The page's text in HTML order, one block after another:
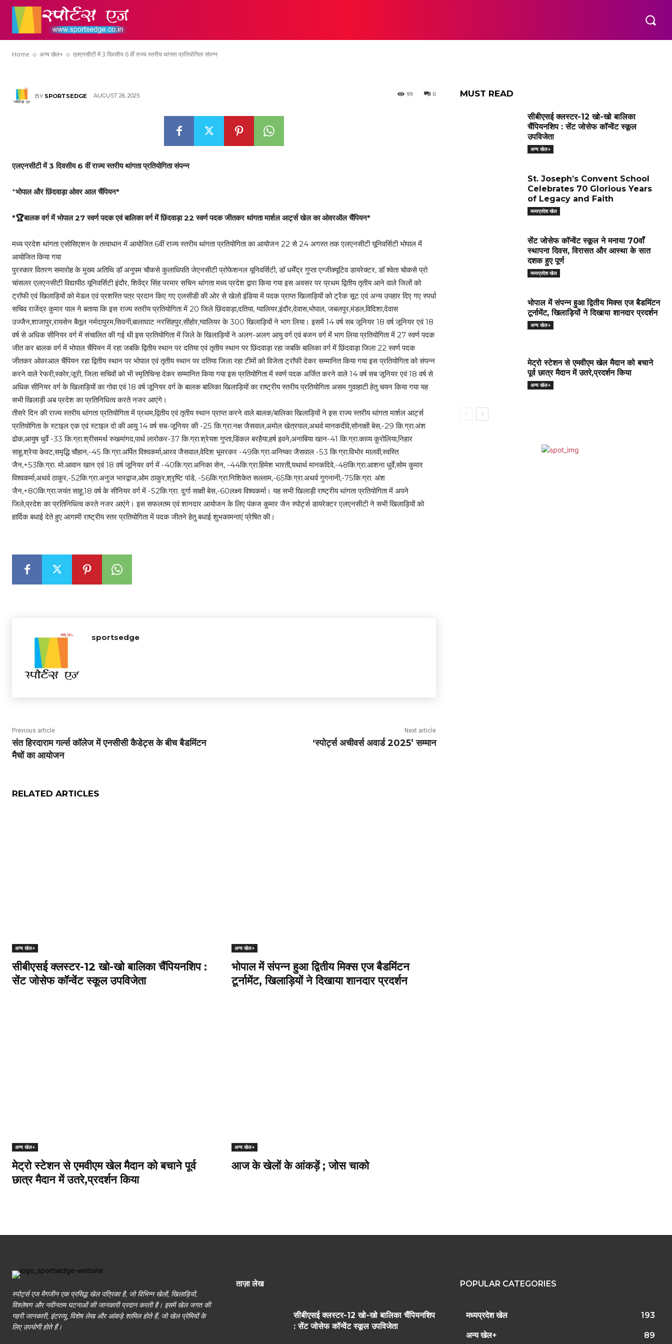
Home अन्य खेल+ एलएनसीटी में 3 दिवसीय 6 वीं राज्य स्तरीय थांगता प्रतियोगिता संपन्न
प्रतियोगिता संपन्न
BY SPORTSEDGE AUGUST 26, 2025 0
99
एलएनसीटी में 3 दिवसीय 6 वीं राज्य स्तरीय थांगता प्रतियोगिता संपन्न
*भोपाल और छिंदवाड़ा ओवर आल चैंपियन*
*🏆बालक वर्ग में भोपाल 27 स्वर्ण पदक एवं बालिका वर्ग में छिंदवाड़ा 22 स्वर्ण पदक जीतकर थांगता मार्शल आर्ट्स खेल का ओवरऑल चैंपियन*
मध्य प्रदेश थांगता एसोसिएशन के तत्वाधान में आयोजित 6वीं राज्य स्तरीय थांगता प्रतियोगिता का आयोजन 22 से 24 अगस्त तक एलएनसीटी यूनिवर्सिटी भोपाल में
आयोजित किया गया
पुरस्कार वितरण समारोह के मुख्य अतिथि डॉ अनुपम चौकसे कुलाधिपति जेएनसीटी प्रोफेशनल यूनिवर्सिटी, डॉ धर्मेंद्र गुप्ता एग्जीक्यूटिव डायरेक्टर, डॉ श्वेता चोकसे प्रो
चांसलर एलएनसीटी विद्यापीठ यूनिवर्सिटी इंदौर, शिवेंद्र सिंह परमार सचिन थांगता मध्य प्रदेश द्वारा किया गया इस अवसर पर प्रथम द्वितीय तृतीय आने वाले जिलों को
ट्रॉफी एवं खिलाड़ियों को मेडल एवं प्रशस्ति पत्र प्रदान किए गए एलसीडी की ओर से खेलो इंडिया में पदक प्राप्त खिलाड़ियों को ट्रैक सूट एवं अन्य उपहार दिए गए स्पर्धा
सचिव राजेंद्र कुमार पाल ने बताया कि इस राज्य स्तरीय प्रतियोगिता में 20 जिले छिंदवाड़ा,दतिया, ग्वालियर,इंदौर,देवास,भोपाल, जबलपुर,मंडल,विदिशा,देवास
उज्जैन,शाजापुर,रायसेन बैतूल नर्मदापुरम,सिवनी,बालाघाट नरसिंहपुर,सीहोर,ग्वालियर के 300 खिलाड़ियों ने भाग लिया। इसमें 14 वर्ष सब जूनियर 18 वर्ष जूनियर एवं 18
वर्ष से अधिक सीनियर वर्ग में संचालित की गई थी इस प्रतियोगिता में जिले के खिलाड़ियों ने अलग-अलग आयु वर्ग एवं बजन वर्ग में भाग लिया प्रतियोगिता में 27 स्वर्ण पदक
जीत कर बालक वर्ग में भोपाल चैंपियन में रहा जबकि द्वितीय स्थान पर दतिया एवं तृतीय स्थान पर छिंदवाड़ा रहा जबकि बालिका वर्ग में छिंदवाड़ा जिला 22 स्वर्ण पदक
जीतकर ओवरआल चैंपियन रहा द्वितीय स्थान पर भोपाल एवं तृतीय स्थान पर दतिया जिला रहा टीमों को विजेता ट्रॉफी देकर सम्मानित किया गया इस प्रतियोगिता को संपन्न
करने वाले रेफरी,स्कोर,जूरी, जिला सचिवों को भी स्मृतिचिन्ह देकर सम्मानित किया गया इस प्रतियोगिता में स्वर्ण पदक अर्जित करने वाले 14 वर्ष सब जूनियर एवं 18 वर्ष से
अधिक सीनियर वर्ग के खिलाड़ियों का गोवा एवं 18 वर्ष जूनियर वर्ग के बालक बालिका खिलाड़ियों का राष्ट्रीय स्तरीय प्रतियोगिता असम गुवाहाटी हेतु चयन किया गया यह
सभी खिलाड़ी अब प्रदेश का प्रतिनिधित्व करते नजर आएंगे।
तीसरे दिन की राज्य स्तरीय थांगता प्रतियोगिता में प्रथम,द्वितीय एवं तृतीय स्थान प्राप्त करने वाले बालक/बालिका खिलाड़ियों ने इस राज्य स्तरीय थांगता मार्शल आर्ट्स
प्रतियोगिता के स्टाइल एक एवं स्टाइल दो की आयु 14 वर्ष सब-जूनियर की -25 कि.ग्रा.नक्ष जैसवाल,अमोल खेत्रपाल,अथर्व मानकदीवे,सोनाक्षी बेस,-29 कि.ग्रा.अंश
ढोक,आयुष धुर्वे -33 कि.ग्रा.श्रीसमर्थ रुखमांगद,पार्थ लारोकर-37 कि.ग्रा.श्रेयश गुप्ता,डिंकल बरहैया,हर्ष इवने,अनाबिया खान-41 कि.ग्रा.काव्य कुरोलिया,निहार
साहू,श्रेया केवट,समृद्धि चौहान,-45 कि.ग्रा.अर्पित विश्वकर्मा,आरव जैसवाल,वेदिश भूमरकर -49कि.ग्रा.अनिष्का जैसवाल -53 कि.ग्रा.विभोर मालवी,स्वस्ति
जैन,+53कि.ग्रा. मो.आवान खान एवं 18 वर्ष जूनियर वर्ग में -40कि.ग्रा.अनिका सेन, -44कि.ग्रा.हिमेश भारती,यथार्थ मानकदिवे,-48कि.ग्रा.आशना धुर्वे,सोम कुमार
विश्वकर्मा,अथर्व ठाकुर,-52कि.ग्रा.अनुज भारद्वाज,ओम ठाकुर,श्रृष्टि पांडे, -56कि.ग्रा.निशिकेत सल्लाम,-65कि.ग्रा.अथर्व गुगनानी,-75कि.ग्रा. अंश
जैन,+80कि.ग्रा.जयंत साहू,18 वर्ष के सीनियर वर्ग में -52कि.ग्रा. दुर्गा साक्षी बेस,-60लक्ष्य विश्वकर्मा। यह सभी खिलाड़ी राष्ट्रीय थांगता प्रतियोगिता में अपने
जिले,प्रदेश का प्रतिनिधित्व करते नजर आएंगे। इस सफलतम एवं शानदार आयोजन के लिए पंकज कुमार जैन स्पोर्ट्स डायरेक्टर एलएनसीटी ने सभी खिलाड़ियों को
हार्दिक बधाई देते हुए आगामी राष्ट्रीय स्तर प्रतियोगिता में पदक जीतने हेतु बधाई शुभकामनाएं प्रेषित की।
sportsedge
Previous article
संत हिरदाराम गर्ल्स कॉलेज में एनसीसी कैडेट्स के बीच बैडमिंटन
मैचों का आयोजन
Next article
‘स्पोर्ट्स अचीवर्स अवार्ड 2025’ सम्मान
RELATED ARTICLES
अन्य खेल+
सीबीएसई क्लस्टर-12 खो-खो बालिका चैंपियनशिप :
सेंट जोसेफ कॉन्वेंट स्कूल उपविजेता
अन्य खेल+
भोपाल में संपन्न हुआ द्वितीय मिक्स एज बैडमिंटन
टूर्नामेंट, खिलाड़ियों ने दिखाया शानदार प्रदर्शन
अन्य खेल+
मेट्रो स्टेशन से एमवीएम खेल मैदान को बचाने पूर्व
छात्र मैदान में उतरे,प्रदर्शन किया
अन्य खेल+
आज के खेलों के आंकड़ें ; जोस चाको
MUST READ
सीबीएसई क्लस्टर-12 खो-खो बालिका
चैंपियनशिप : सेंट जोसेफ कॉन्वेंट स्कूल
उपविजेता
अन्य खेल+
St. Joseph’s Convent School
Celebrates 70 Glorious Years
of Legacy and Faith
मध्यप्रदेश खेल
सेंट जोसेफ कॉन्वेंट स्कूल ने मनाया 70वाँ
स्थापना दिवस, विरासत और आस्था के सात
दशक हुए पूर्ण
मध्यप्रदेश खेल
भोपाल में संपन्न हुआ द्वितीय मिक्स एज बैडमिंटन
टूर्नामेंट, खिलाड़ियों ने दिखाया शानदार प्रदर्शन
अन्य खेल+
मेट्रो स्टेशन से एमवीएम खेल मैदान को बचाने
पूर्व छात्र मैदान में उतरे,प्रदर्शन किया
अन्य खेल+
स्पोर्ट्स एज मैगजीन एक प्रसिद्ध खेल पत्रिका है, जो विभिन्न खेलों, खिलाड़ियों,
विश्लेषण और नवीनतम घटनाओं की जानकारी प्रदान करती है। इसमें खेल जगत की
गहरी जानकारी, इंटरव्यू, विशेष लेख और आंकड़े शामिल होते हैं, जो खेल प्रेमियों के
लिए उपयोगी होते हैं।
ताज़ा लेख
सीबीएसई क्लस्टर-12 खो-खो बालिका चैंपियनशिप
: सेंट जोसेफ कॉन्वेंट स्कूल उपविजेता
POPULAR CATEGORIES
मध्यप्रदेश खेल 193
अन्य खेल+ 89